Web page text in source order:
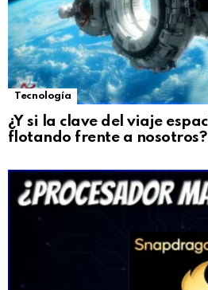
Tecnología
¿Y si la clave del viaje
flotando frente a nosotros?